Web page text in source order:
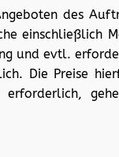
des
einschließlich
und evtl.
Die Preise